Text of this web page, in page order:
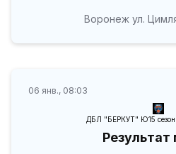
Воронеж ул.
06 янв., 08:03
ДБЛ "БЕРКУТ" Ю15
Результат